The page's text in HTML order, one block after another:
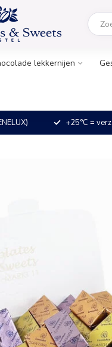
lekkernijen
+25°C =